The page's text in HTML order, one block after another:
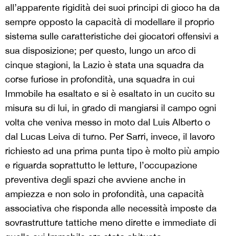
all’apparente rigidità dei suoi principi di gioco ha da
sempre opposto la capacità di modellare il proprio
sistema sulle caratteristiche dei giocatori offensivi a
sua disposizione; per questo, lungo un arco di
cinque stagioni, la Lazio è stata una squadra da
corse furiose in profondità, una squadra in cui
Immobile ha esaltato e si è esaltato in un cucito su
misura su di lui, in grado di mangiarsi il campo ogni
volta che veniva messo in moto dal Luis Alberto o
dal Lucas Leiva di turno. Per Sarri, invece, il lavoro
richiesto ad una prima punta tipo è molto più ampio
e riguarda soprattutto le letture, l’occupazione
preventiva degli spazi che avviene anche in
ampiezza e non solo in profondità, una capacità
associativa che risponda alle necessità imposte da
sovrastrutture tattiche meno dirette e immediate di